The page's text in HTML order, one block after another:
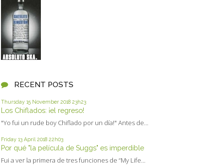
RECENT POSTS
Thursday 15 November 2018 23h23
Los Chiflados: ¡el regreso!
"Yo fui un rude boy Chiflado por un día!" Antes de...
Friday 13 April 2018 22h03
Por qué "la película de Suggs" es imperdible
Fui a ver la primera de tres funciones de “My Life...